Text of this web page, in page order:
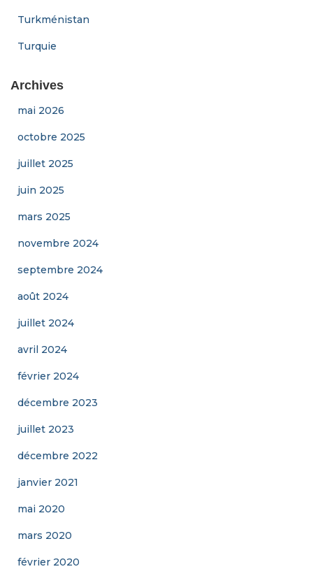
Turkménistan
Turquie
Archives
mai 2026
octobre 2025
juillet 2025
juin 2025
mars 2025
novembre 2024
septembre 2024
août 2024
juillet 2024
avril 2024
février 2024
décembre 2023
juillet 2023
décembre 2022
janvier 2021
mai 2020
mars 2020
février 2020